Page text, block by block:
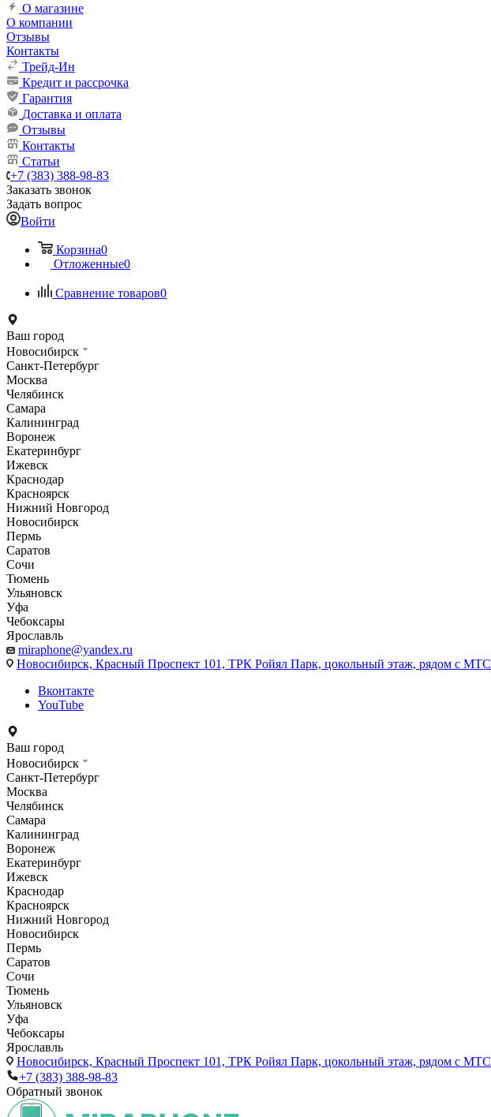
О магазине
О компании
Отзывы
Контакты
Трейд-Ин
Кредит и рассрочка
Гарантия
Доставка и оплата
Отзывы
Контакты
Статьи
+7 (383) 388-98-83
Заказать звонок
Задать вопрос
Войти
Корзина0
Отложенные0
Сравнение товаров0
Ваш город
Новосибирск
Санкт-Петербург
Москва
Челябинск
Самара
Калининград
Воронеж
Екатеринбург
Ижевск
Краснодар
Красноярск
Нижний Новгород
Новосибирск
Пермь
Саратов
Сочи
Тюмень
Ульяновск
Уфа
Чебоксары
Ярославль
miraphone@yandex.ru
Новосибирск, Красный Проспект 101, ТРК Ройял Парк, цокольный этаж, рядом с МТС
Вконтакте
YouTube
Ваш город
Новосибирск
Санкт-Петербург
Москва
Челябинск
Самара
Калининград
Воронеж
Екатеринбург
Ижевск
Краснодар
Красноярск
Нижний Новгород
Новосибирск
Пермь
Саратов
Сочи
Тюмень
Ульяновск
Уфа
Чебоксары
Ярославль
Новосибирск, Красный Проспект 101, ТРК Ройял Парк, цокольный этаж, рядом с МТС
+7 (383) 388-98-83
Обратный звонок